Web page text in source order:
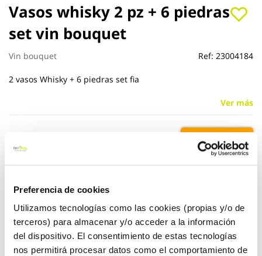
Preferencia de cookies
Utilizamos tecnologías como las cookies (propias y/o de
terceros) para almacenar y/o acceder a la información
del dispositivo. El consentimiento de estas tecnologías
nos permitirá procesar datos como el comportamiento de
Vasos whisky 2 pz + 6 piedras
set vin bouquet
Vin bouquet Ref: 23004184
2 vasos Whisky + 6 piedras set fia
Ver más
23,95 €
Click&Collect - Recogida gratis
en nuestras tiendas
Envío a domicilio:
5 días hábiles
Saltar
al
comienzo
de
la
de